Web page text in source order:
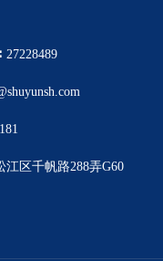
27228489
江区千帆路288弄G60